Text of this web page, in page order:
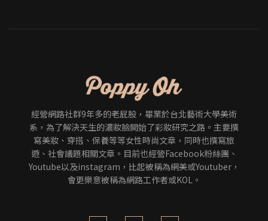
經營網路社群9年多的老屁股，畢業於台北藝術大學美術
系，為了解決天生的濃妝臉開始了彩妝研究之路。主要撰
寫美妝、穿搭、保養等等女性時尚文章，同時也撰寫旅
遊、社會議題相關文章。目前也經營Facebook粉絲團、
Youtube以及instagram，比起被稱為網美或Youtuber，
會更樂意被稱為網路工作者或KOL。